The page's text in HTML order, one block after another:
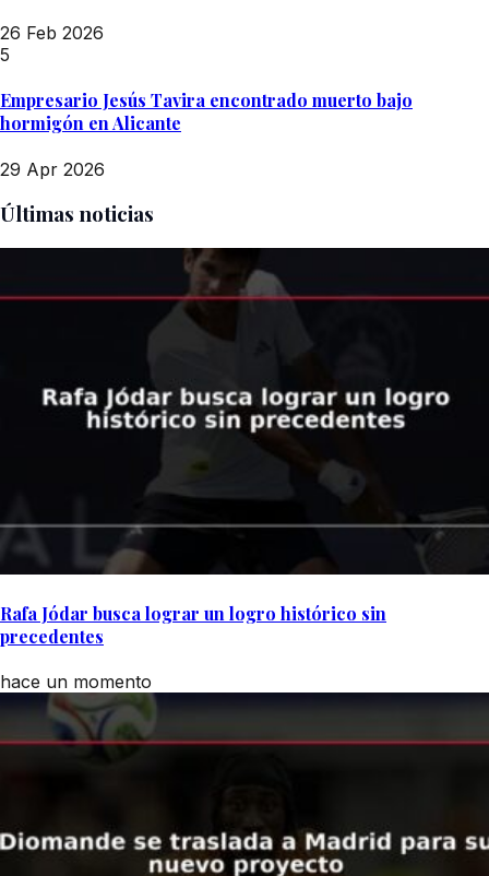
26 Feb 2026
5
Empresario Jesús Tavira encontrado muerto bajo
hormigón en Alicante
29 Apr 2026
Últimas noticias
Rafa Jódar busca lograr un logro histórico sin
precedentes
hace un momento